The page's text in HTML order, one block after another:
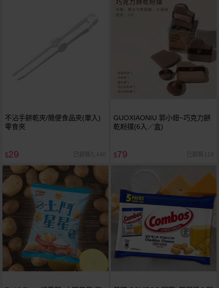
不沾手餅乾夾/簡便食品夾(單入)
零食夾
$29 已銷售5,446
GUOXIAONIU 郭小妞~巧克力餅
乾粉撲(6入／盒)
$79 已銷售118